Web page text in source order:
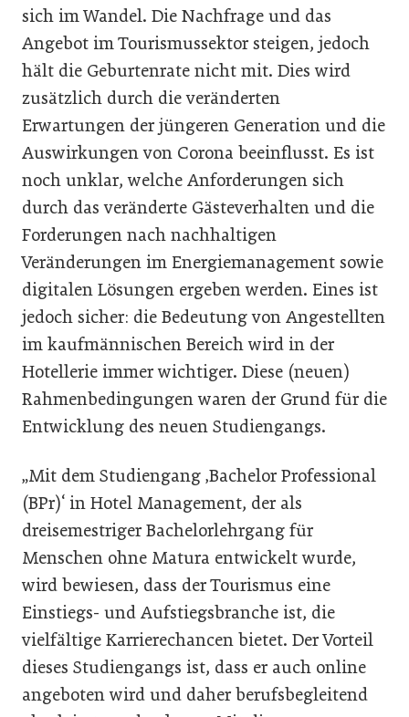
sich im Wandel. Die Nachfrage und das
Angebot im Tourismussektor steigen, jedoch
hält die Geburtenrate nicht mit. Dies wird
zusätzlich durch die veränderten
Erwartungen der jüngeren Generation und die
Auswirkungen von Corona beeinflusst. Es ist
noch unklar, welche Anforderungen sich
durch das veränderte Gästeverhalten und die
Forderungen nach nachhaltigen
Veränderungen im Energiemanagement sowie
digitalen Lösungen ergeben werden. Eines ist
jedoch sicher: die Bedeutung von Angestellten
im kaufmännischen Bereich wird in der
Hotellerie immer wichtiger. Diese (neuen)
Rahmenbedingungen waren der Grund für die
Entwicklung des neuen Studiengangs.
„Mit dem Studiengang ‚Bachelor Professional
(BPr)‘ in Hotel Management, der als
dreisemestriger Bachelorlehrgang für
Menschen ohne Matura entwickelt wurde,
wird bewiesen, dass der Tourismus eine
Einstiegs- und Aufstiegsbranche ist, die
vielfältige Karrierechancen bietet. Der Vorteil
dieses Studiengangs ist, dass er auch online
angeboten wird und daher berufsbegleitend